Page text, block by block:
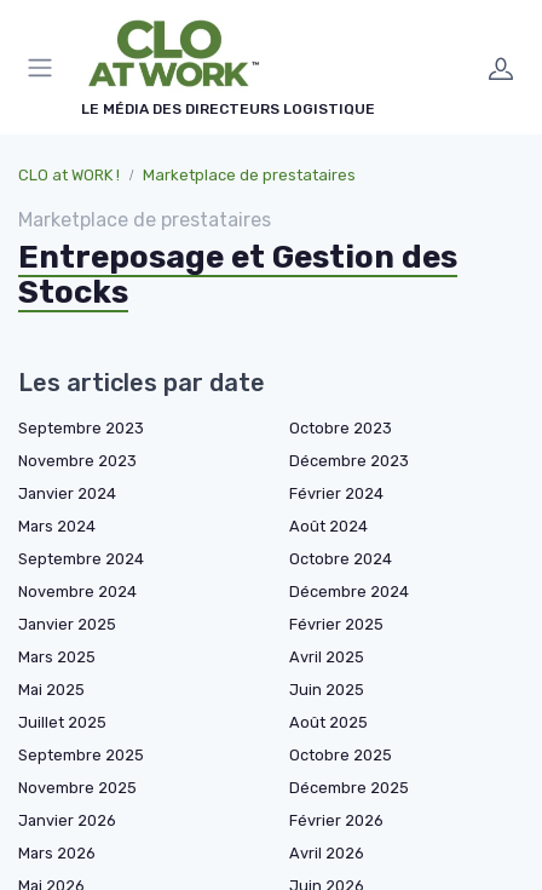
LE MÉDIA DES DIRECTEURS LOGISTIQUE
CLO at WORK ! Marketplace de prestataires
Marketplace de prestataires
Entreposage et Gestion des
Stocks
Les articles par date
Septembre 2023
Octobre 2023
Novembre 2023
Décembre 2023
Janvier 2024
Février 2024
Mars 2024
Août 2024
Septembre 2024
Octobre 2024
Novembre 2024
Décembre 2024
Janvier 2025
Février 2025
Mars 2025
Avril 2025
Mai 2025
Juin 2025
Juillet 2025
Août 2025
Septembre 2025
Octobre 2025
Novembre 2025
Décembre 2025
Janvier 2026
Février 2026
Mars 2026
Avril 2026
Mai 2026
Juin 2026
Panneau de gestion des cookies